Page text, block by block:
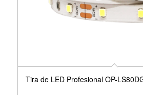
Tira de LED Profesional OP-